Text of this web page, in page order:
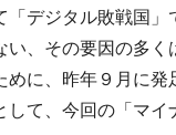
デジタル敗戦国」
い、その要因の多
めに、昨年９月に
して、今回の「マ